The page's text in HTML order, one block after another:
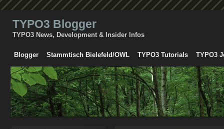
TYPO3 Blogger
TYPO3 News, Development & Insider Infos
Blogger Stammtisch Bielefeld/OWL TYPO3 Tutorials TYPO3